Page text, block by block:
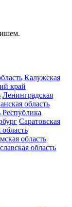
Калужская
край
Ленинградская
область
Республика
Саратовская
область
область